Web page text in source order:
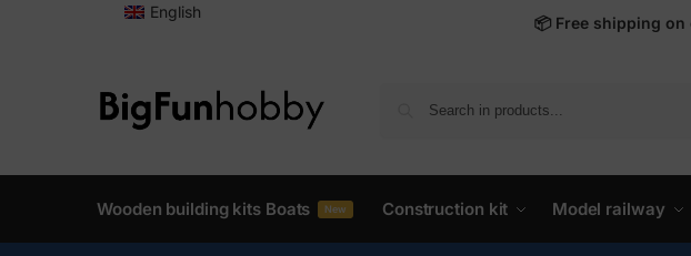
English
📦 Free shipping on
Wooden building kits Boats New Construction kit Model railway